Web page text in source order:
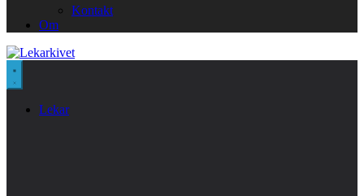
Kontakt
Om
Lekar